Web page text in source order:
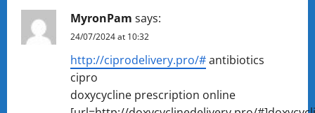
MyronPam says:
24/07/2024 at 10:32
http://ciprodelivery.pro/#antibiotics
cipro
doxycycline prescription online